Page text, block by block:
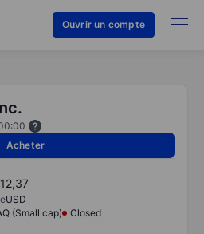
Ouvrir un compte
Acheter
12,37
USD
(Small cap)
Closed